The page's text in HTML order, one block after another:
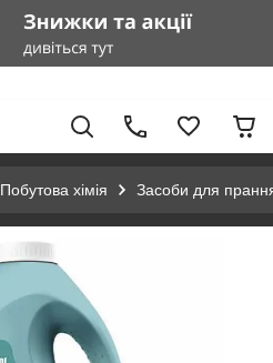
Побутова хімія Засоби для